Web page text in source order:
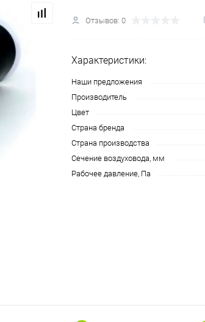
Отзывов: 0
Характеристики:
Наши предложения
Производитель
Цвет
Страна бренда
Страна производства
Сечение воздуховода, мм
Рабочее давление, Па